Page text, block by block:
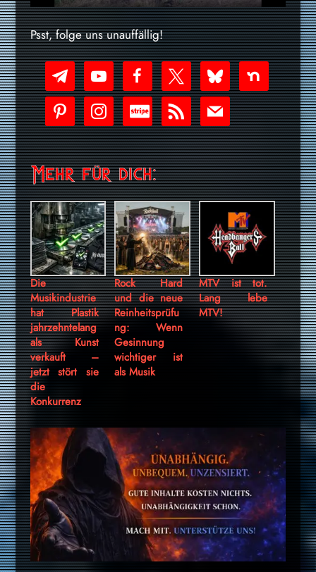
Psst, folge uns unauffällig!
telegramyoutube-
play
facebookx blueskynextdoor
pinterestinstagram
cc-
stripe
rss mail
Mehr für dich:
Die
Musikindustrie
hat Plastik
jahrzehntelang
als Kunst
verkauft –
jetzt stört sie
die
Konkurrenz
Rock Hard
und die neue
Reinheitsprüfu
ng: Wenn
Gesinnung
wichtiger ist
als Musik
MTV ist tot.
Lang lebe
MTV!